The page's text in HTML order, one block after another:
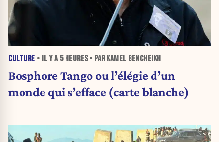
CULTURE • IL Y A 5 HEURES• PAR KAMEL BENCHEIKH
Bosphore Tango ou l’élégie d’un
monde qui s’efface (carte blanche)